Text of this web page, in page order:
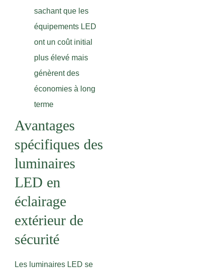
sachant que les
équipements LED
ont un coût initial
plus élevé mais
génèrent des
économies à long
terme
Avantages
spécifiques des
luminaires
LED en
éclairage
extérieur de
sécurité
Les luminaires LED se